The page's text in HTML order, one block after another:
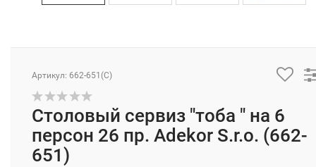
Артикул: 662-651(C)
Столовый сервиз "тоба " на 6
персон 26 пр. Adekor S.r.o. (662-
651)